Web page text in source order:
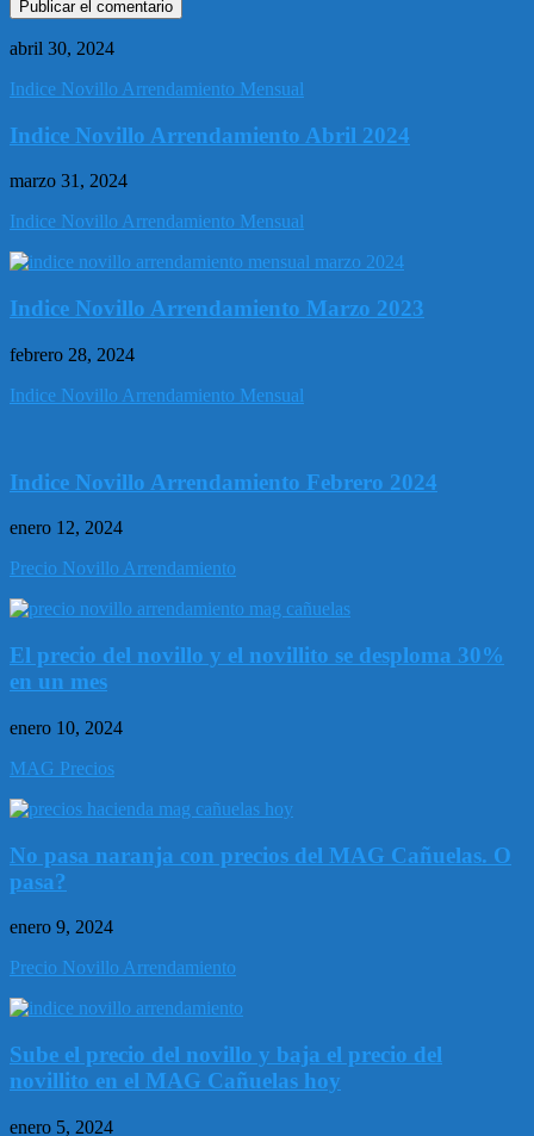
abril 30, 2024
Indice Novillo Arrendamiento Mensual
Indice Novillo Arrendamiento Abril 2024
marzo 31, 2024
Indice Novillo Arrendamiento Mensual
Indice Novillo Arrendamiento Marzo 2023
febrero 28, 2024
Indice Novillo Arrendamiento Mensual
Indice Novillo Arrendamiento Febrero 2024
enero 12, 2024
Precio Novillo Arrendamiento
El precio del novillo y el novillito se desploma 30%
en un mes
enero 10, 2024
MAG Precios
No pasa naranja con precios del MAG Cañuelas. O
pasa?
enero 9, 2024
Precio Novillo Arrendamiento
Sube el precio del novillo y baja el precio del
novillito en el MAG Cañuelas hoy
enero 5, 2024